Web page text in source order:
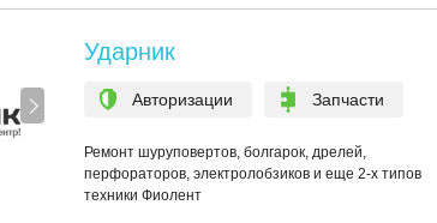
Ударник
Авторизации Запчасти
Ремонт шуруповертов, болгарок, дрелей,
перфораторов, электролобзиков и еще 2-х типов
техники Фиолент